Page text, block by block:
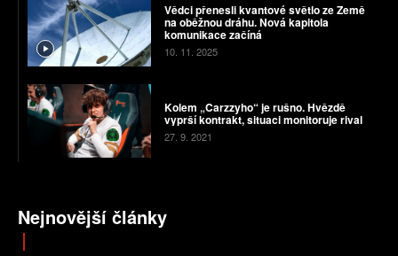
Vědci přenesli kvantové světlo ze Země
na oběžnou dráhu. Nová kapitola
komunikace začíná
10. 11. 2025
Kolem „Carzzyho“ je rušno. Hvězdě
vyprší kontrakt, situaci monitoruje rival
27. 9. 2021
Nejnovější články